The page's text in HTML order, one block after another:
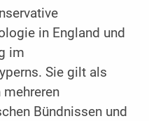
in England und
im
Sie gilt als
mehreren
Bündnissen und